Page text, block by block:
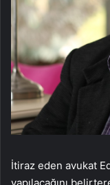
İtiraz eden avukat